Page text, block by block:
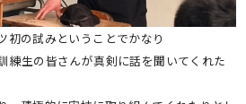
初の試みということでかなり
練生の皆さんが真剣に話を聞いてくれた